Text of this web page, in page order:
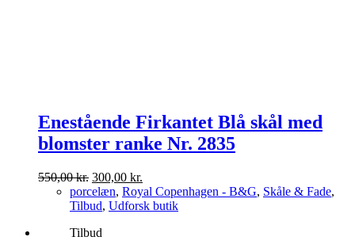
Enestående Firkantet Blå skål med
blomster ranke Nr. 2835
550,00kr. Den
oprindelige
pris
550,00 kr..
300,00 kr.
aktuelle
pris
porcelæn, Royal Copenhagen - B&G, Skåle & Fade,
Tilbud, Udforsk butik
Tilbud